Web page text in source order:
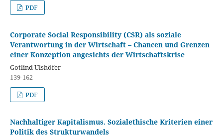
PDF
Corporate Social Responsibility (CSR) als soziale
Verantwortung in der Wirtschaft – Chancen und Grenzen
einer Konzeption angesichts der Wirtschaftskrise
Gotlind Ulshöfer
139-162
PDF
Nachhaltiger Kapitalismus. Sozialethische Kriterien einer
Politik des Strukturwandels